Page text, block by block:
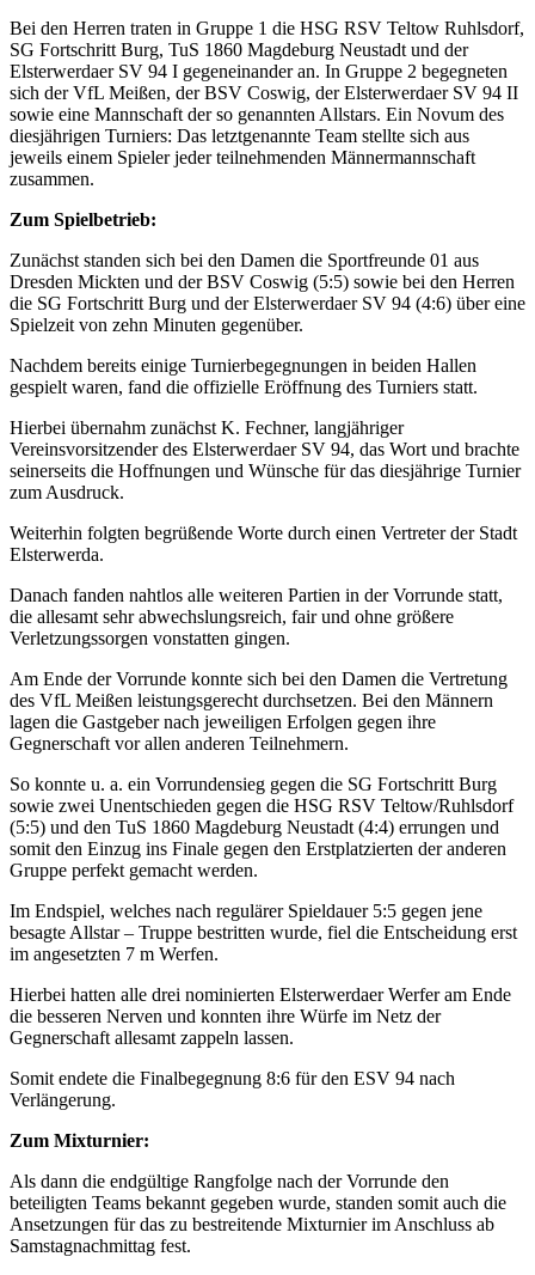
Bei den Herren traten in Gruppe 1 die HSG RSV Teltow Ruhlsdorf,
SG Fortschritt Burg, TuS 1860 Magdeburg Neustadt und der
Elsterwerdaer SV 94 I gegeneinander an. In Gruppe 2 begegneten
sich der VfL Meißen, der BSV Coswig, der Elsterwerdaer SV 94 II
sowie eine Mannschaft der so genannten Allstars. Ein Novum des
diesjährigen Turniers: Das letztgenannte Team stellte sich aus
jeweils einem Spieler jeder teilnehmenden Männermannschaft
zusammen.
Zum Spielbetrieb:
Zunächst standen sich bei den Damen die Sportfreunde 01 aus
Dresden Mickten und der BSV Coswig (5:5) sowie bei den Herren
die SG Fortschritt Burg und der Elsterwerdaer SV 94 (4:6) über eine
Spielzeit von zehn Minuten gegenüber.
Nachdem bereits einige Turnierbegegnungen in beiden Hallen
gespielt waren, fand die offizielle Eröffnung des Turniers statt.
Hierbei übernahm zunächst K. Fechner, langjähriger
Vereinsvorsitzender des Elsterwerdaer SV 94, das Wort und brachte
seinerseits die Hoffnungen und Wünsche für das diesjährige Turnier
zum Ausdruck.
Weiterhin folgten begrüßende Worte durch einen Vertreter der Stadt
Elsterwerda.
Danach fanden nahtlos alle weiteren Partien in der Vorrunde statt,
die allesamt sehr abwechslungsreich, fair und ohne größere
Verletzungssorgen vonstatten gingen.
Am Ende der Vorrunde konnte sich bei den Damen die Vertretung
des VfL Meißen leistungsgerecht durchsetzen. Bei den Männern
lagen die Gastgeber nach jeweiligen Erfolgen gegen ihre
Gegnerschaft vor allen anderen Teilnehmern.
So konnte u. a. ein Vorrundensieg gegen die SG Fortschritt Burg
sowie zwei Unentschieden gegen die HSG RSV Teltow/Ruhlsdorf
(5:5) und den TuS 1860 Magdeburg Neustadt (4:4) errungen und
somit den Einzug ins Finale gegen den Erstplatzierten der anderen
Gruppe perfekt gemacht werden.
Im Endspiel, welches nach regulärer Spieldauer 5:5 gegen jene
besagte Allstar – Truppe bestritten wurde, fiel die Entscheidung erst
im angesetzten 7 m Werfen.
Hierbei hatten alle drei nominierten Elsterwerdaer Werfer am Ende
die besseren Nerven und konnten ihre Würfe im Netz der
Gegnerschaft allesamt zappeln lassen.
Somit endete die Finalbegegnung 8:6 für den ESV 94 nach
Verlängerung.
Zum Mixturnier:
Als dann die endgültige Rangfolge nach der Vorrunde den
beteiligten Teams bekannt gegeben wurde, standen somit auch die
Ansetzungen für das zu bestreitende Mixturnier im Anschluss ab
Samstagnachmittag fest.